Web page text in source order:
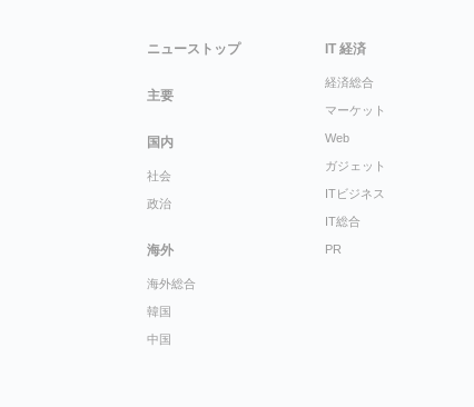
ニューストップ
主要
国内
社会
政治
海外
海外総合
韓国
中国
IT 経済
経済総合
マーケット
Web
ガジェット
ITビジネス
IT総合
PR